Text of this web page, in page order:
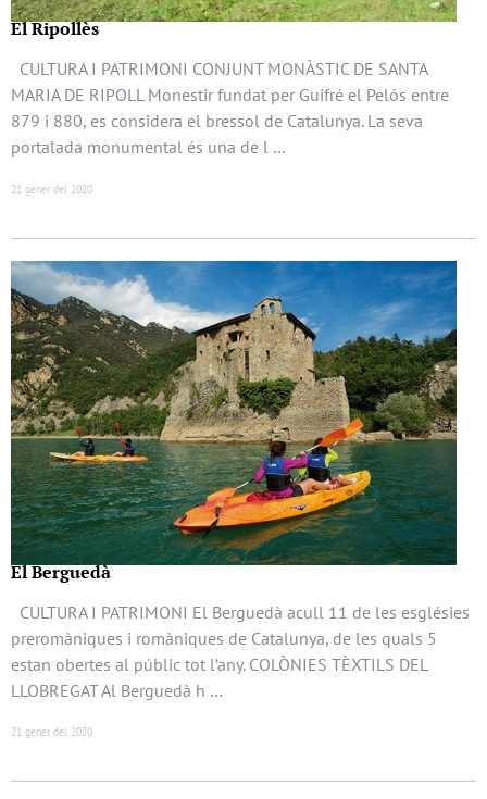
El Ripollès
CULTURA I PATRIMONI CONJUNT MONÀSTIC DE SANTA
MARIA DE RIPOLL Monestir fundat per Guifré el Pelós entre
879 i 880, es considera el bressol de Catalunya. La seva
portalada monumental és una de l …
21 gener del 2020
El Berguedà
CULTURA I PATRIMONI El Berguedà acull 11 de les esglésies
preromàniques i romàniques de Catalunya, de les quals 5
estan obertes al públic tot l’any. COLÒNIES TÈXTILS DEL
LLOBREGAT Al Berguedà h …
21 gener del 2020